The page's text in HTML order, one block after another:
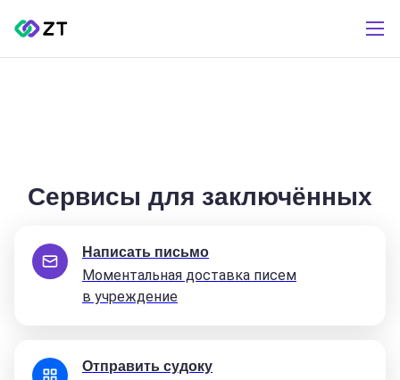
Сервисы для заключённых
Написать письмо
Моментальная доставка писем
в учреждение
Отправить судоку